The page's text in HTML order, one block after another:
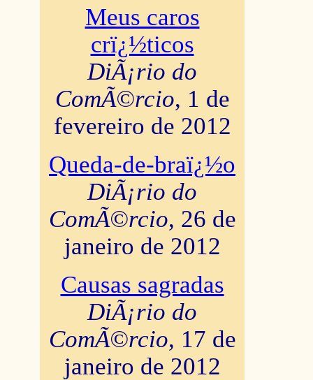
Meus caros
crï¿½ticos
DiÃ¡rio do
ComÃ©rcio, 1 de
fevereiro de 2012
Queda-de-braï¿½o
DiÃ¡rio do
ComÃ©rcio, 26 de
janeiro de 2012
Causas sagradas
DiÃ¡rio do
ComÃ©rcio, 17 de
janeiro de 2012